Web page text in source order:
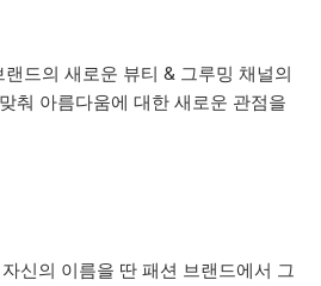
드의 새로운 뷰티 & 그루밍 채널의
춰 아름다움에 대한 새로운 관점을
신의 이름을 딴 패션 브랜드에서 그